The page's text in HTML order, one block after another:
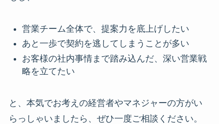
営業チーム全体で、提案力を底上げしたい
あと一歩で契約を逃してしまうことが多い
お客様の社内事情まで踏み込んだ、深い営業戦
略を立てたい
と、本気でお考えの経営者やマネジャーの方がい
らっしゃいましたら、ぜひ一度ご相談ください。